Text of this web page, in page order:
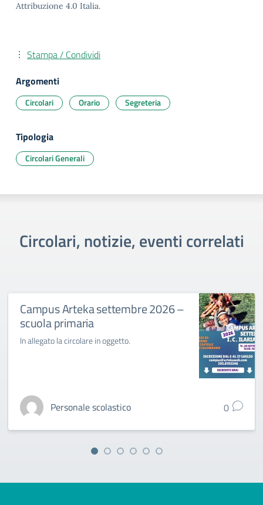
Attribuzione 4.0 Italia.
Stampa / Condividi
Argomenti
Circolari Orario Segreteria
Tipologia
Circolari Generali
Circolari, notizie, eventi correlati
Campus Arteka settembre 2026 –
scuola primaria
In allegato la circolare in oggetto.
Personale scolastico 0